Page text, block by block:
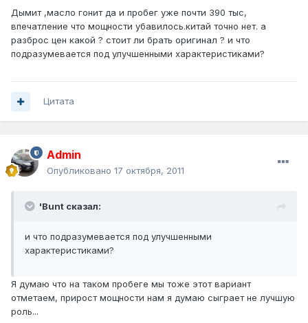
Дымит ,масло гонит да и пробег уже почти 390 тыс,
впечатление что мощности убавилось.китай точно нет. а
разброс цен какой ? стоит ли брать оригинал ? и что
подразумевается под улучшенными характеристиками?
Цитата
Admin
Опубликовано 17 октября, 2011
'Bunt сказал:
и что подразумевается под улучшенными
характеристиками?
Я думаю что на таком пробеге мы тоже этот вариант
отметаем, прирост мощности нам я думаю сыграет не лучшую
роль...